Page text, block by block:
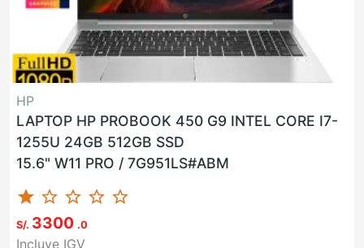
HP
LAPTOP HP PROBOOK 450 G9 INTEL CORE I7-
1255U 24GB 512GB SSD
15.6" W11 PRO / 7G951LS#ABM
star star_border star_border star_border star_border
S/. 3300 .0
Incluye IGV